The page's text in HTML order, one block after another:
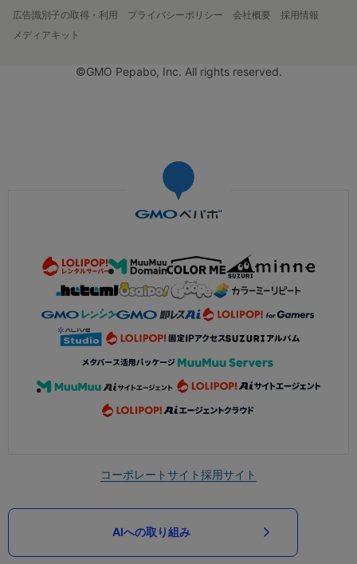
広告識別子の取得・利用
プライバシーポリシー 会社概要
採用情報
メディアキット
©GMO Pepabo, Inc. All rights reserved.
コーポレートサイト採用サイト
AIへの取り組み